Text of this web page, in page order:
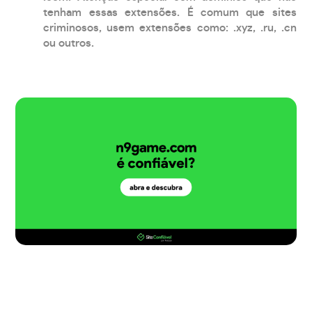
tenham essas extensões. É comum que sites
criminosos, usem extensões como: .xyz, .ru, .cn
ou outros.